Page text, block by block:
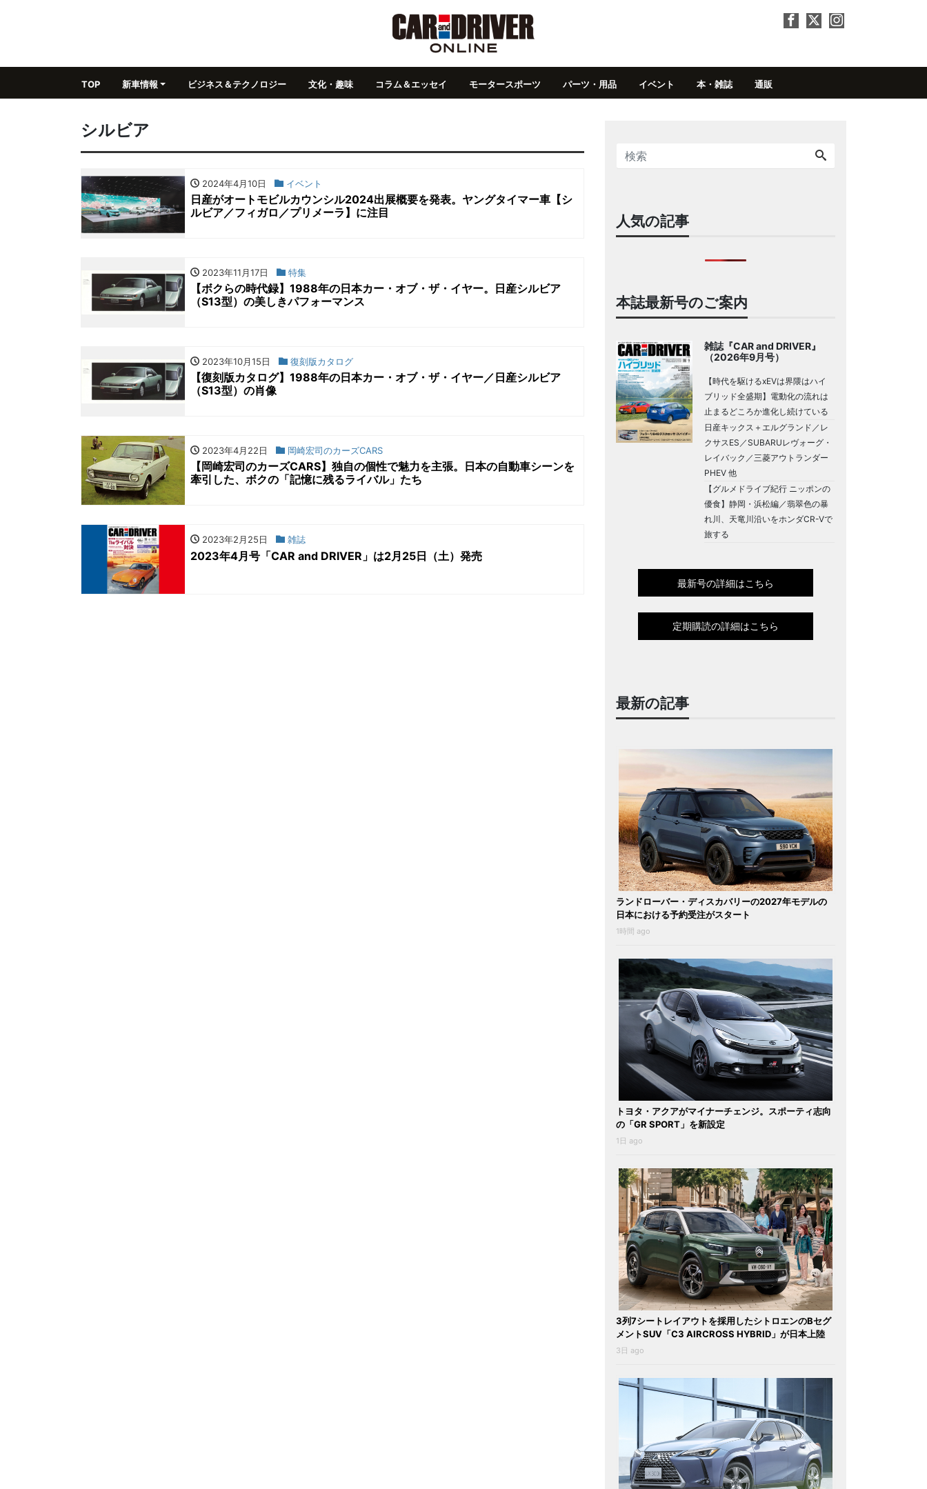
TOP 新車情報 ビジネス＆テクノロジー 文化・趣味 コラム＆エッセイ モータースポーツ パーツ・用品 イベント 本・雑誌 通販
シルビア
2024年4月10日 イベント
日産がオートモビルカウンシル2024出展概要を発表。ヤングタイマー車【シ
ルビア／フィガロ／プリメーラ】に注目
2023年11月17日 特集
【ボクらの時代録】1988年の日本カー・オブ・ザ・イヤー。日産シルビア
（S13型）の美しきパフォーマンス
2023年10月15日 復刻版カタログ
【復刻版カタログ】1988年の日本カー・オブ・ザ・イヤー／日産シルビア
（S13型）の肖像
2023年4月22日 岡崎宏司のカーズCARS
【岡崎宏司のカーズCARS】独自の個性で魅力を主張。日本の自動車シーンを
牽引した、ボクの「記憶に残るライバル」たち
2023年2月25日 雑誌
2023年4月号「CAR and DRIVER」は2月25日（土）発売
人気の記事
本誌最新号のご案内
雑誌『CAR and DRIVER』
（2026年9月号）
【時代を駆けるxEVは界隈はハイ
ブリッド全盛期】電動化の流れは
止まるどころか進化し続けている
日産キックス＋エルグランド／レ
クサスES／SUBARUレヴォーグ・
レイバック／三菱アウトランダー
PHEV 他
【グルメドライブ紀行 ニッポンの
優食】静岡・浜松編／翡翠色の暴
れ川、天竜川沿いをホンダCR-Vで
旅する
最新号の詳細はこちら
定期購読の詳細はこちら
最新の記事
ランドローバー・ディスカバリーの2027年モデルの
日本における予約受注がスタート
1時間 ago
トヨタ・アクアがマイナーチェンジ。スポーティ志向
の「GR SPORT」を新設定
1日 ago
3列7シートレイアウトを採用したシトロエンのBセグ
メントSUV「C3 AIRCROSS HYBRID」が日本上陸
3日 ago